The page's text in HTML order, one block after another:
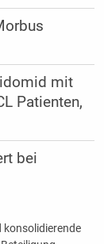
mit
Patienten,
bei
konsolidierende